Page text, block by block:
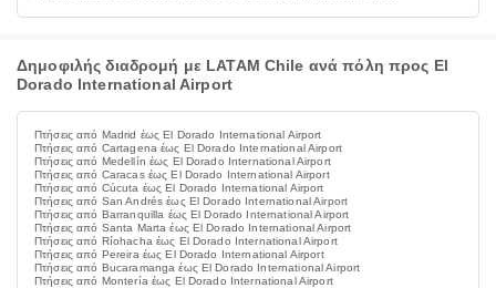
Δημοφιλής διαδρομή με LATAM Chile ανά πόλη προς El
Dorado International Airport
Πτήσεις από Madrid έως El Dorado International Airport
Πτήσεις από Cartagena έως El Dorado International Airport
Πτήσεις από Medellín έως El Dorado International Airport
Πτήσεις από Caracas έως El Dorado International Airport
Πτήσεις από Cúcuta έως El Dorado International Airport
Πτήσεις από San Andrés έως El Dorado International Airport
Πτήσεις από Barranquilla έως El Dorado International Airport
Πτήσεις από Santa Marta έως El Dorado International Airport
Πτήσεις από Ríohacha έως El Dorado International Airport
Πτήσεις από Pereira έως El Dorado International Airport
Πτήσεις από Bucaramanga έως El Dorado International Airport
Πτήσεις από Montería έως El Dorado International Airport